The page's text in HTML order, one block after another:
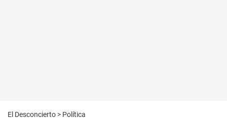
El Desconcierto > Política